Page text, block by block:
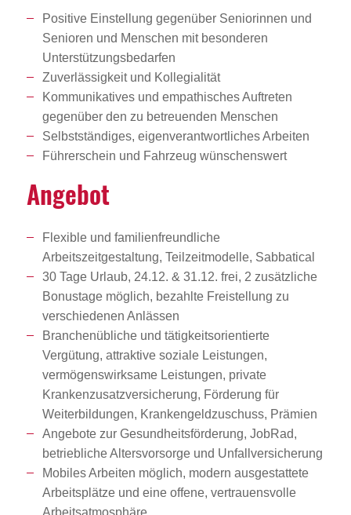
Positive Einstellung gegenüber Seniorinnen und
Senioren und Menschen mit besonderen
Unterstützungsbedarfen
Zuverlässigkeit und Kollegialität
Kommunikatives und empathisches Auftreten
gegenüber den zu betreuenden Menschen
Selbstständiges, eigenverantwortliches Arbeiten
Führerschein und Fahrzeug wünschenswert
Angebot
Flexible und familienfreundliche
Arbeitszeitgestaltung, Teilzeitmodelle, Sabbatical
30 Tage Urlaub, 24.12. & 31.12. frei, 2 zusätzliche
Bonustage möglich, bezahlte Freistellung zu
verschiedenen Anlässen
Branchenübliche und tätigkeitsorientierte
Vergütung, attraktive soziale Leistungen,
vermögenswirksame Leistungen, private
Krankenzusatzversicherung, Förderung für
Weiterbildungen, Krankengeldzuschuss, Prämien
Angebote zur Gesundheitsförderung, JobRad,
betriebliche Altersvorsorge und Unfallversicherung
Mobiles Arbeiten möglich, modern ausgestattete
Arbeitsplätze und eine offene, vertrauensvolle
Arbeitsatmosphäre